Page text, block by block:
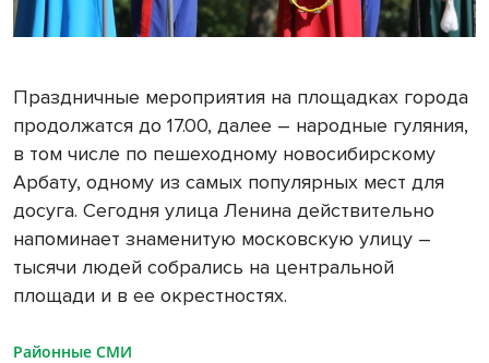
Праздничные мероприятия на площадках города
продолжатся до 17.00, далее – народные гуляния,
в том числе по пешеходному новосибирскому
Арбату, одному из самых популярных мест для
досуга. Сегодня улица Ленина действительно
напоминает знаменитую московскую улицу –
тысячи людей собрались на центральной
площади и в ее окрестностях.
Районные СМИ